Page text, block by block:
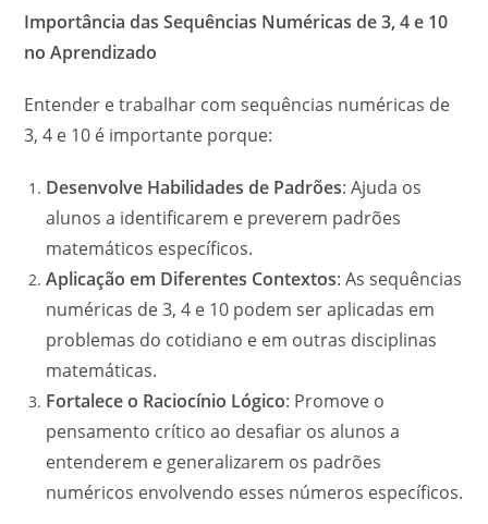
Importância das Sequências Numéricas de 3, 4 e 10
no Aprendizado
Entender e trabalhar com sequências numéricas de
3, 4 e 10 é importante porque:
Desenvolve Habilidades de Padrões: Ajuda os
alunos a identificarem e preverem padrões
matemáticos específicos.
Aplicação em Diferentes Contextos: As sequências
numéricas de 3, 4 e 10 podem ser aplicadas em
problemas do cotidiano e em outras disciplinas
matemáticas.
Fortalece o Raciocínio Lógico: Promove o
pensamento crítico ao desafiar os alunos a
entenderem e generalizarem os padrões
numéricos envolvendo esses números específicos.